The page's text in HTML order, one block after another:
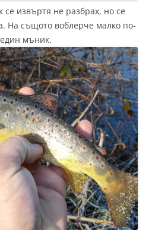
се извъртя не разбрах, но се
На същото воблерче малко по-
мъник.